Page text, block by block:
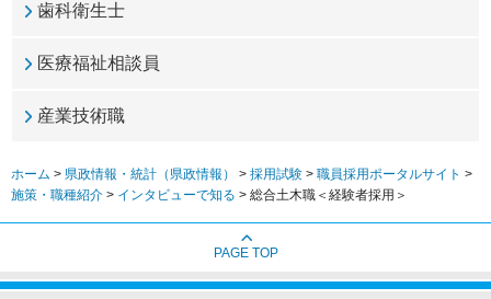
歯科衛生士
医療福祉相談員
産業技術職
ホーム > 県政情報・統計（県政情報） > 採用試験 > 職員採用ポータルサイト >
施策・職種紹介 > インタビューで知る > 総合土木職＜経験者採用＞
PAGE TOP